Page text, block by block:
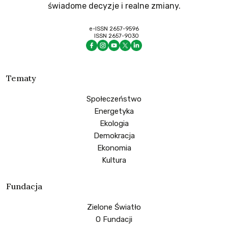
świadome decyzje i realne zmiany.
e-ISSN 2657-9596
ISSN 2657-9030
Tematy
Społeczeństwo
Energetyka
Ekologia
Demokracja
Ekonomia
Kultura
Fundacja
Zielone Światło
O Fundacji